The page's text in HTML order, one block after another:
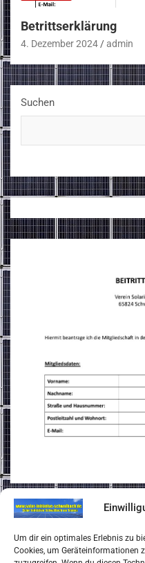
Um dir ein optimales Erlebnis zu
Cookies, um Geräteinformationen
Betrittserklärung
4. Dezember 2024 admin
Suchen
Impressum